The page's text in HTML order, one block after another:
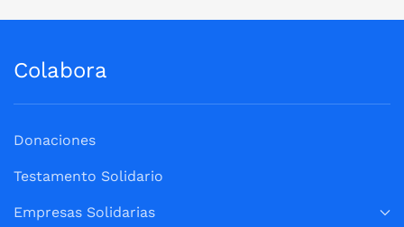
Colabora
Donaciones
Testamento Solidario
Empresas Solidarias